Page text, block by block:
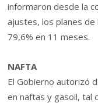
informaron desde la
ajustes, los planes
79,6% en 11 meses.
NAFTA
El Gobierno autorizó
en naftas y gasoil, tal